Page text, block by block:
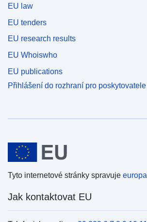
EU law
EU tenders
EU research results
EU Whoiswho
EU publications
Přihlášení do rozhraní pro
Tyto internetové stránky spravuje
Jak kontaktovat EU